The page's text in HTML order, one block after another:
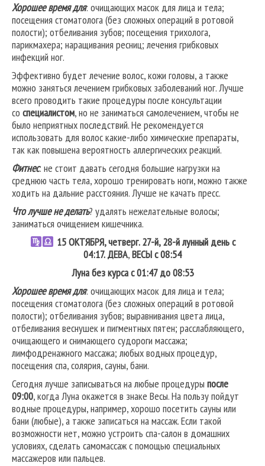
Хорошее время для: очищающих масок для лица и тела;
посещения стоматолога (без сложных операций в ротовой
полости); отбеливания зубов; посещения трихолога,
парикмахера; наращивания ресниц; лечения грибковых
инфекций ног.
Эффективно будет лечение волос, кожи головы, а также
можно заняться лечением грибковых заболеваний ног. Лучше
всего проводить такие процедуры после консультации
со специалистом, но не заниматься самолечением, чтобы не
было неприятных последствий. Не рекомендуется
использовать для волос какие-либо химические препараты,
так как повышена вероятность аллергических реакций.
Фитнес: не стоит давать сегодня большие нагрузки на
среднюю часть тела, хорошо тренировать ноги, можно также
ходить на дальние расстояния. Лучше не качать пресс.
Что лучше не делать? удалять нежелательные волосы;
заниматься очищением кишечника.
15ОКТЯБРЯ, четверг. 27-й, 28-й лунный день с
04:17.ДЕВА,ВЕСЫс 08:54
Луна без курса с 01:47 до 08:53
Хорошее время для: очищающих масок для лица и тела;
посещения стоматолога (без сложных операций в ротовой
полости); отбеливания зубов; выравнивания цвета лица,
отбеливания веснушек и пигментных пятен; расслабляющего,
очищающего и снимающего судороги массажа;
лимфодренажного массажа; любых водных процедур,
посещения спа, солярия, сауны, бани.
Сегодня лучше записываться на любые процедуры после
09:00, когда Луна окажется в знаке Весы. На пользу пойдут
водные процедуры, например, хорошо посетить сауны или
бани (любые), а также записаться на массаж. Если такой
возможности нет, можно устроить спа-салон в домашних
условиях, сделать самомассаж с помощью специальных
массажеров или пальцев.